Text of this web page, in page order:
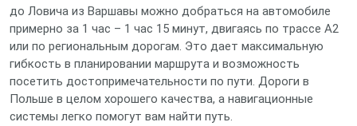
до Ловича из Варшавы можно добраться на автомобиле
примерно за 1 час – 1 час 15 минут, двигаясь по трассе А2
или по региональным дорогам. Это дает максимальную
гибкость в планировании маршрута и возможность
посетить достопримечательности по пути. Дороги в
Польше в целом хорошего качества, а навигационные
системы легко помогут вам найти путь.